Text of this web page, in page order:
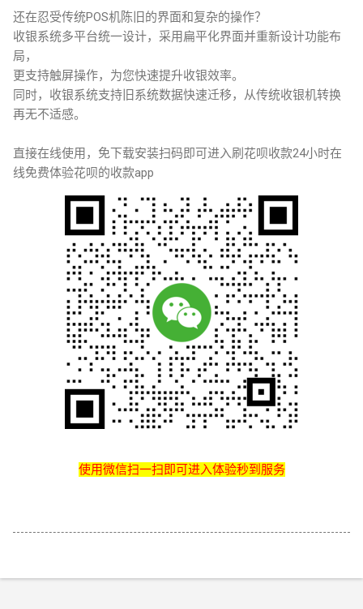
还在忍受传统POS机陈旧的界面和复杂的操作？
收银系统多平台统一设计，采用扁平化界面并重新设计功能布
局，
更支持触屏操作，为您快速提升收银效率。
同时，收银系统支持旧系统数据快速迁移，从传统收银机转换
再无不适感。
直接在线使用，免下载安装扫码即可进入刷花呗收款24小时在
线免费体验花呗的收款app
使用微信扫一扫即可进入体验秒到服务